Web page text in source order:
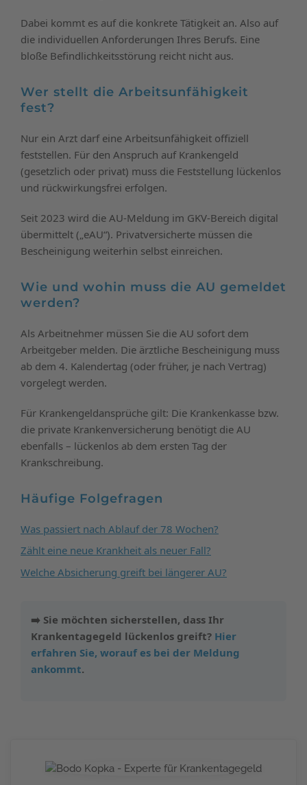
Dabei kommt es auf die konkrete Tätigkeit an. Also auf
die individuellen Anforderungen Ihres Berufs. Eine
bloße Befindlichkeitsstörung reicht nicht aus.
Wer stellt die Arbeitsunfähigkeit
fest?
Nur ein Arzt darf eine Arbeitsunfähigkeit offiziell
feststellen. Für den Anspruch auf Krankengeld
(gesetzlich oder privat) muss die Feststellung lückenlos
und rückwirkungsfrei erfolgen.
Seit 2023 wird die AU-Meldung im GKV-Bereich digital
übermittelt („eAU“). Privatversicherte müssen die
Bescheinigung weiterhin selbst einreichen.
Wie und wohin muss die AU gemeldet
werden?
Als Arbeitnehmer müssen Sie die AU sofort dem
Arbeitgeber melden. Die ärztliche Bescheinigung muss
ab dem 4. Kalendertag (oder früher, je nach Vertrag)
vorgelegt werden.
Für Krankengeldansprüche gilt: Die Krankenkasse bzw.
die private Krankenversicherung benötigt die AU
ebenfalls – lückenlos ab dem ersten Tag der
Krankschreibung.
Häufige Folgefragen
Was passiert nach Ablauf der 78 Wochen?
Zählt eine neue Krankheit als neuer Fall?
Welche Absicherung greift bei längerer AU?
➡️ Sie möchten sicherstellen, dass Ihr
Krankentagegeld lückenlos greift? Hier
erfahren Sie, worauf es bei der Meldung
ankommt.